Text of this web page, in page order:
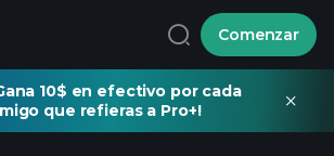
Comenzar
10$ en efectivo por cada
que refieras a Pro+!